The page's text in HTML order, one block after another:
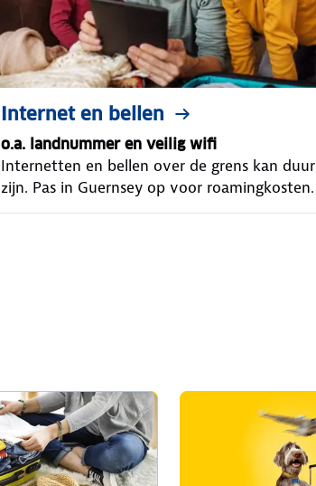
Internet en bellen
o.a. landnummer en veilig wifi
Internetten en bellen over de grens kan duur
zijn. Pas in Guernsey op voor roamingkosten.